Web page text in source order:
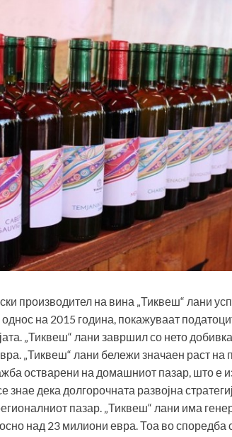
производител на вина „Тиквеш“ лани
однос на 2015 година, покажуваат
„Тиквеш“ лани завршил со нето
„Тиквеш“ лани бележи значаен раст
остварени на домашниот пазар, што е
знае дека долгорочната развојна
пазар. „Тиквеш“ лани има
над 23 милиони евра. Тоа во споредба